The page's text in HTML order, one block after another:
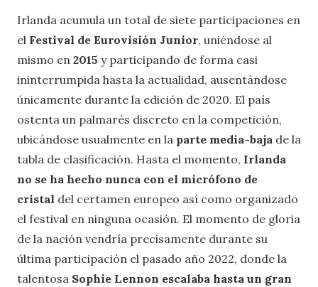
Irlanda acumula un total de siete participaciones en
el Festival de Eurovisión Junior, uniéndose al
mismo en 2015 y participando de forma casi
ininterrumpida hasta la actualidad, ausentándose
únicamente durante la edición de 2020. El país
ostenta un palmarés discreto en la competición,
ubicándose usualmente en la parte media-baja de la
tabla de clasificación. Hasta el momento, Irlanda
no se ha hecho nunca con el micrófono de
cristal del certamen europeo así como organizado
el festival en ninguna ocasión. El momento de gloria
de la nación vendría precisamente durante su
última participación el pasado año 2022, donde la
talentosa Sophie Lennon escalaba hasta un gran